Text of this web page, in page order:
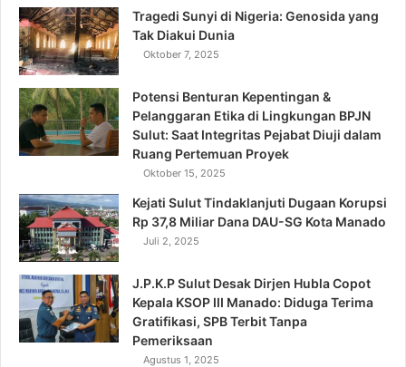
Tragedi Sunyi di Nigeria: Genosida yang
Tak Diakui Dunia
Oktober 7, 2025
Potensi Benturan Kepentingan &
Pelanggaran Etika di Lingkungan BPJN
Sulut: Saat Integritas Pejabat Diuji dalam
Ruang Pertemuan Proyek
Oktober 15, 2025
Kejati Sulut Tindaklanjuti Dugaan Korupsi
Rp 37,8 Miliar Dana DAU-SG Kota Manado
Juli 2, 2025
J.P.K.P Sulut Desak Dirjen Hubla Copot
Kepala KSOP III Manado: Diduga Terima
Gratifikasi, SPB Terbit Tanpa
Pemeriksaan
Agustus 1, 2025